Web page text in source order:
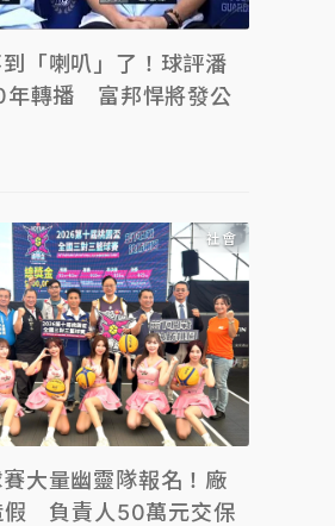
「喇叭」了！球評潘
年轉播 富邦悍將發公
社會
大量幽靈隊報名！廠
假 負責人50萬元交保